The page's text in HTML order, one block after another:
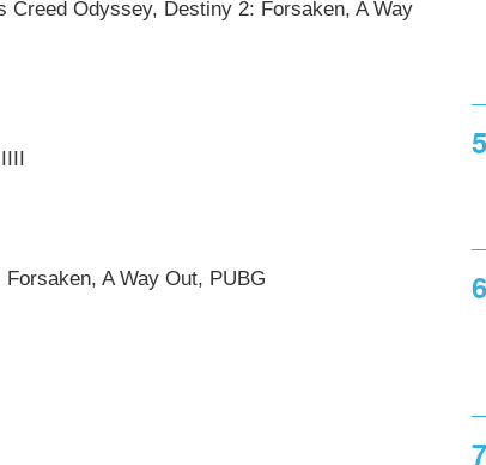
Creed Odyssey, Destiny 2: Forsaken, A Way
A Way Out, PUBG